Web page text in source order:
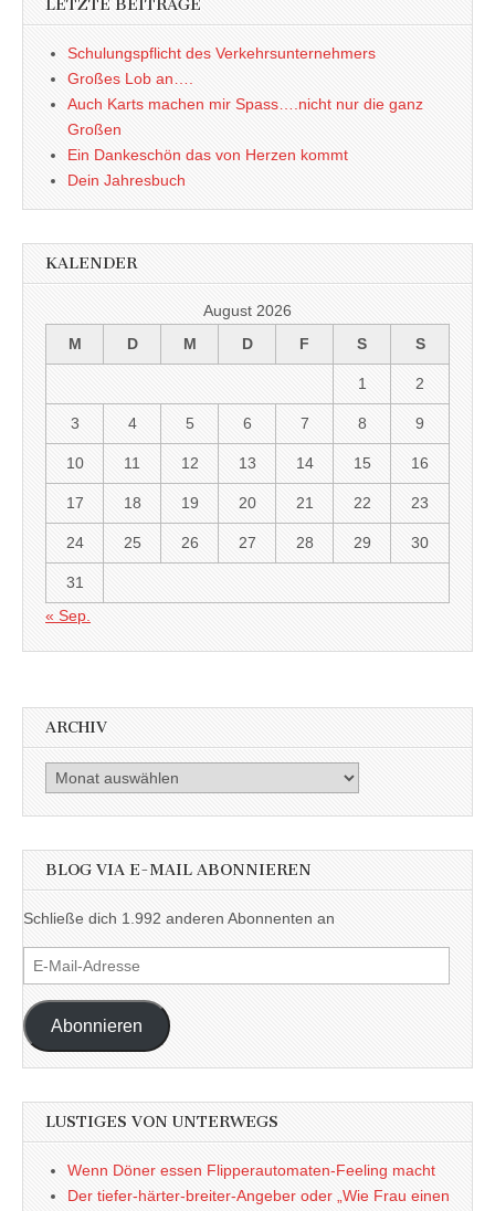
LETZTE BEITRÄGE
Schulungspflicht des Verkehrsunternehmers
Großes Lob an….
Auch Karts machen mir Spass….nicht nur die ganz
Großen
Ein Dankeschön das von Herzen kommt
Dein Jahresbuch
KALENDER
August 2026
M
D M D F S S
1 2
3 4 5 6 7 8 9
10 11 12 13 14 15 16
17 18 19 20 21 22 23
24 25 26 27 28 29 30
31
« Sep.
ARCHIV
Archiv
BLOG VIA E-MAIL ABONNIEREN
Schließe dich 1.992 anderen Abonnenten an
E-
Mail-
Adresse
Abonnieren
LUSTIGES VON UNTERWEGS
Wenn Döner essen Flipperautomaten-Feeling macht
Der tiefer-härter-breiter-Angeber oder „Wie Frau einen